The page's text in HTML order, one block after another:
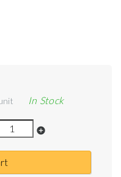
In Stock
add_circle